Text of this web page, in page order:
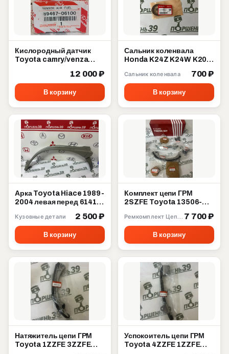
Кислородный датчик
Toyota camry/venza
12 000 ₽
В корзину
Сальник коленвала
Honda K24Z K24W K20A
Сальник коленвала 700 ₽
В корзину
Арка Toyota Hiace 1989-
2004 левая перед 61412-
Кузовные детали 2 500 ₽
В корзину
Комплект цепи ГРМ
2SZFE Toyota 13506-
7 700 ₽
В корзину
Натяжитель цепи ГРМ
Toyota 1ZZFE 3ZZFE
Успокоитель цепи ГРМ
Toyota 4ZZFE 1ZZFE